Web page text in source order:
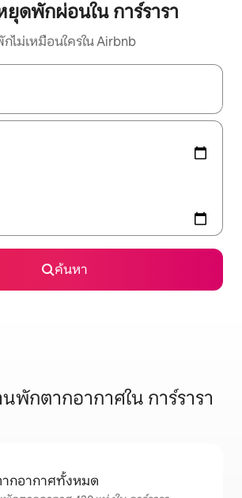
ดพักผ่อนใน การ์รารา
ม่เหมือนใครใน Airbnb
ใช้การสัมผัสหรือปัด เพื่อสำรวจผลการค้นหา
ค้นหา
พักตากอากาศใน การ์รารา
กอากาศทั้งหมด